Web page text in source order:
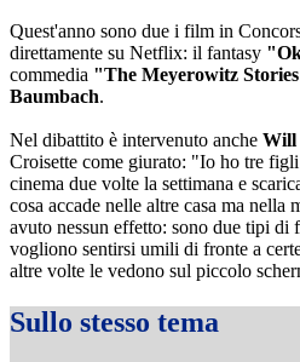
Quest'anno sono due i film in
direttamente su Netflix: il fantasy
commedia "The Meyerowitz
Baumbach.
Nel dibattito è intervenuto anche Will
Croisette come giurato: "Io ho tre
cinema due volte la settimana e
cosa accade nelle altre casa ma
avuto nessun effetto: sono due tipi di
vogliono sentirsi umili di fronte a
altre volte le vedono sul piccolo
Sullo stesso tema